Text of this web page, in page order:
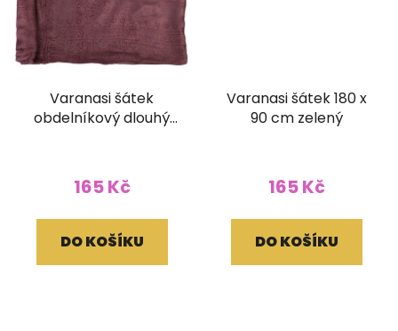
Varanasi šátek
obdelníkový dlouhý
165 Kč
DO KOŠÍKU
Varanasi šátek 180 x
90 cm zelený
165 Kč
DO KOŠÍKU